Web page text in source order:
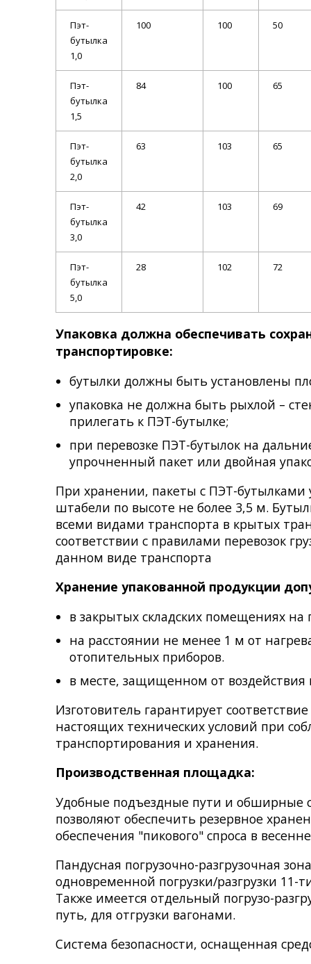
Пэт-
бутылка
1,0
100 100 50
Пэт-
бутылка
1,5
84 100 65
Пэт-
бутылка
2,0
63 103 65
Пэт-
бутылка
3,0
42 103 69
Пэт-
бутылка
5,0
28 102 72
Упаковка должна обеспечивать
транспортировке:
бутылки должны быть установлены
упаковка не должна быть рыхлой –
прилегать к ПЭТ-бутылке;
при перевозке ПЭТ-бутылок на
упрочненный пакет или двойная
При хранении, пакеты с ПЭТ-бутылками
штабели по высоте не более 3,5 м.
всеми видами транспорта в крытых
соответствии с правилами перевозок
данном виде транспорта
Хранение упакованной продукции
в закрытых складских помещениях на
на расстоянии не менее 1 м от
отопительных приборов.
в месте, защищенном от
Изготовитель гарантирует
настоящих технических условий при
транспортирования и хранения.
Производственная площадка:
Удобные подъездные пути и обширные
позволяют обеспечить резервное
обеспечения "пикового" спроса в
Пандусная погрузочно-разгрузочная
одновременной погрузки/разгрузки 11-
Также имеется отдельный погрузо-
путь, для отгрузки вагонами.
Система безопасности, оснащенная